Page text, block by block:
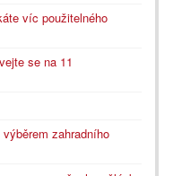
víc použitelného
se na 11
zahradního